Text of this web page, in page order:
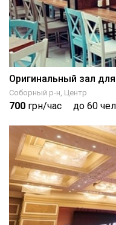
Оригинальный зал
Соборный р-н, Центр
700 грн/час до 60 чел